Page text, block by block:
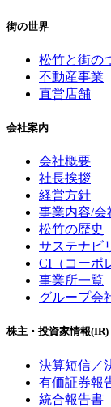
街の世界
松竹と街の
不動産事業
直営店舗
会社案内
会社概要
社長挨拶
経営方針
事業内容/会
松竹の歴史
サステナビ
CI（コーポ
事業所一覧
グループ会
株主・投資家情報(IR)
決算短信／
有価証券報
統合報告書